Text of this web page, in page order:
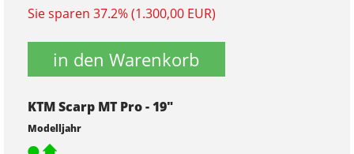
Sie sparen 37.2% (1.300,00 EUR)
in den Warenkorb
KTM Scarp MT Pro - 19"
Modelljahr